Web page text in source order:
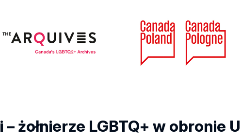
żołnierze LGBTQ+ w obronie